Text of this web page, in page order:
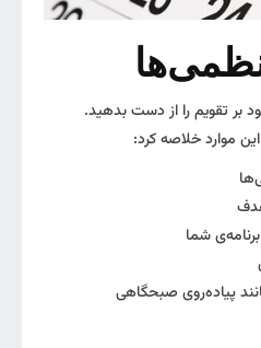
بر تقویم را از دست بدهید.
موارد خلاصه کرد:
شما
پیاده‌روی صبحگاهی